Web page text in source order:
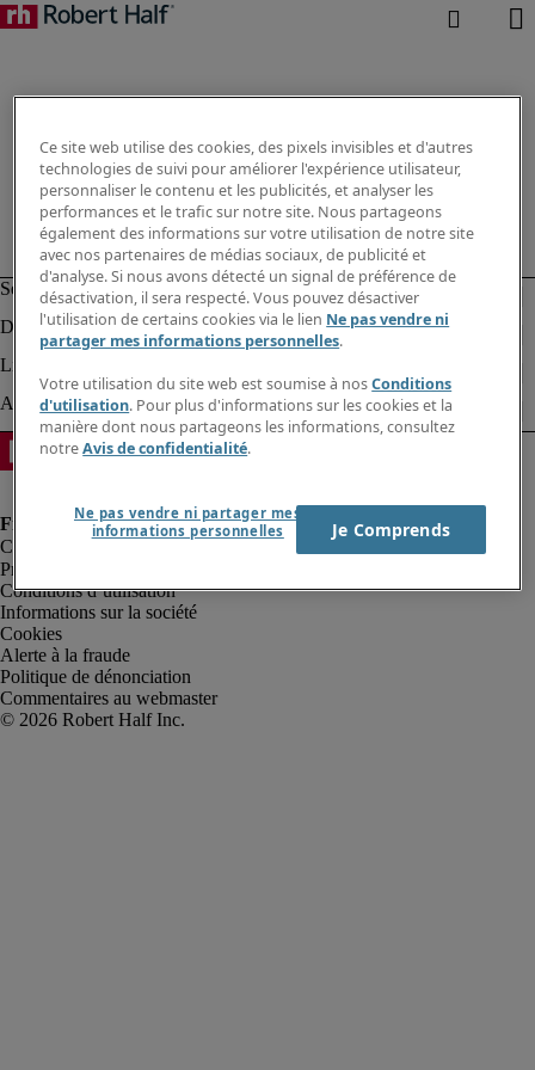
Protection des données personnelles
Conditions d’utilisation
Informations sur la société
Cookies
Alerte à la fraude
Politique de dénonciation
Commentaires au webmaster
Ce site web utilise des cookies, des pixels invisibles et d'autres
technologies de suivi pour améliorer l'expérience utilisateur,
personnaliser le contenu et les publicités, et analyser les
performances et le trafic sur notre site. Nous partageons
également des informations sur votre utilisation de notre site
avec nos partenaires de médias sociaux, de publicité et
d'analyse. Si nous avons détecté un signal de préférence de
désactivation, il sera respecté. Vous pouvez désactiver
l'utilisation de certains cookies via le lien Ne pas vendre ni
partager mes informations personnelles.
Votre utilisation du site web est soumise à nosConditions
d'utilisation. Pour plus d'informations sur les cookies et la
manière dont nous partageons les informations, consultez
notreAvis de confidentialité.
Ne pas vendre ni partager mes
informations personnelles
Je Comprends